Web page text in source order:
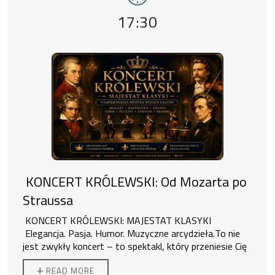
Event time,
17:30
KONCERT KRÓLEWSKI: Od Mozarta po
Straussa
KONCERT KRÓLEWSKI: MAJESTAT KLASYKI
Elegancja. Pasja. Humor. Muzyczne arcydzieła.To nie
jest zwykły koncert – to spektakl, który przeniesie Cię
do świata królewskich dworów, wytwornych bali i
pełnych emocji operowych scen!
Co usłyszysz?Porywające rytmy – walce, czardasze i
+ READ MORE